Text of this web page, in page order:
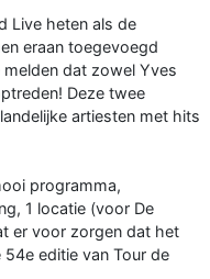
Live heten als de
eraan toegevoegd
dat zowel Yves
Deze twee
artiesten met hits
programma,
1 locatie (voor De
er voor zorgen dat het
editie van Tour de